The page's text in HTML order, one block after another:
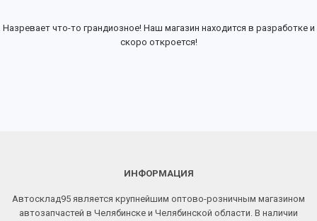
Назревает что-то грандиозное! Наш магазин находится в разработке и
скоро откроется!
ИНФОРМАЦИЯ
Автосклад95 является крупнейшим оптово-розничным магазином
автозапчастей в Челябинске и Челябинской области. В наличии